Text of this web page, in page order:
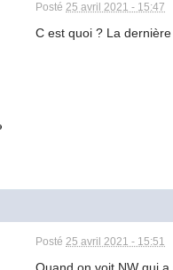
Posté25 avril 2021 - 15:47
C est quoi ? La
Posté25 avril 2021 - 15:51